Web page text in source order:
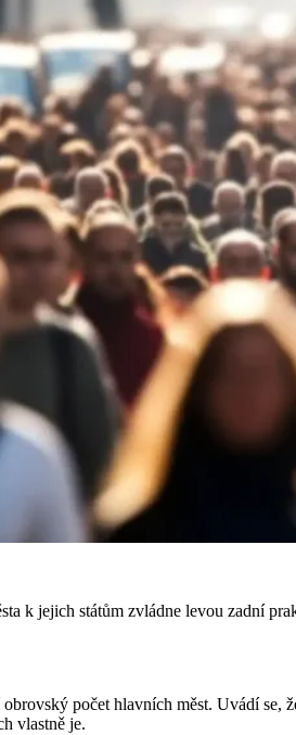
k jejich státům zvládne levou zadní
obrovský počet hlavních měst. Uvádí
vlastně je.